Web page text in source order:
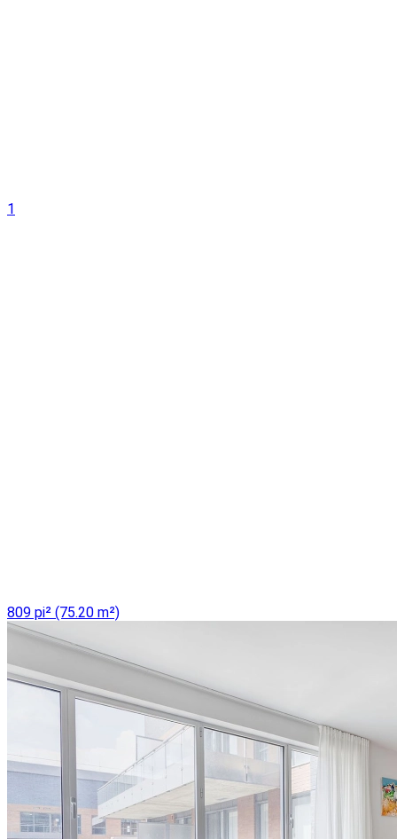
1
809 pi² (75.20 m²)